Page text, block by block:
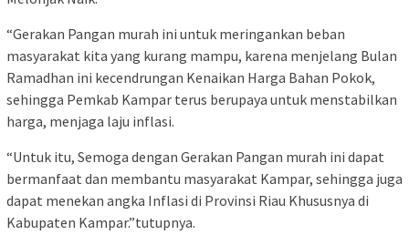
“Gerakan Pangan murah ini untuk meringankan beban
masyarakat kita yang kurang mampu, karena menjelang Bulan
Ramadhan ini kecendrungan Kenaikan Harga Bahan Pokok,
sehingga Pemkab Kampar terus berupaya untuk menstabilkan
harga, menjaga laju inflasi.
“Untuk itu, Semoga dengan Gerakan Pangan murah ini dapat
bermanfaat dan membantu masyarakat Kampar, sehingga juga
dapat menekan angka Inflasi di Provinsi Riau Khususnya di
Kabupaten Kampar.”tutupnya.